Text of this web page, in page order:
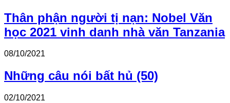
Thân phận người tị nạn: Nobel Văn
học 2021 vinh danh nhà văn Tanzania
08/10/2021
Những câu nói bất hủ (50)
02/10/2021